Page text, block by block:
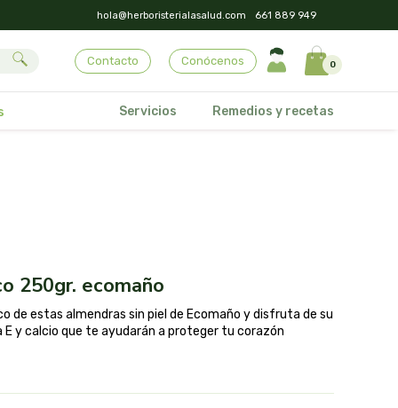
hola@herboristerialasalud.com 661 889 949
Contacto Conócenos 0
Servicios Remedios y recetas
250gr. ecomaño
de estas almendras sin piel de Ecomaño y disfruta de su
y calcio que te ayudarán a proteger tu corazón